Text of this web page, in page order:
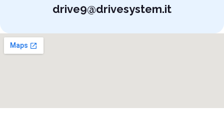
drive9@drivesystem.it